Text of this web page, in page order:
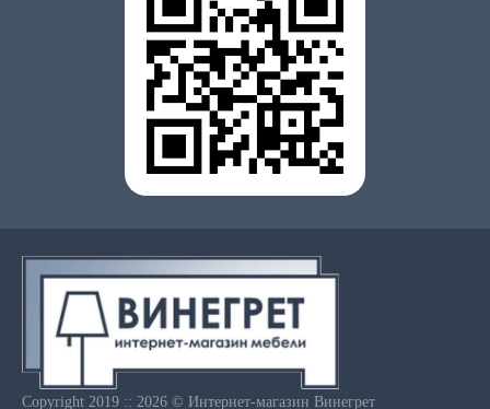
Copyright 2019 :: 2026 © Интернет-магазин Винегрет